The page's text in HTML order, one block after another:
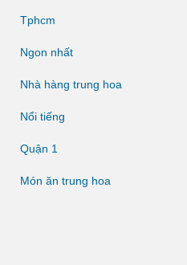
Tphcm
Ngon nhất
Nhà hàng trung hoa
Nổi tiếng
Quận 1
Món ăn trung hoa